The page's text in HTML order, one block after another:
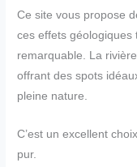
Ce site vous propose
ces effets géologiques
remarquable. La
offrant des spots
pleine nature.
C’est un excellent
pur.